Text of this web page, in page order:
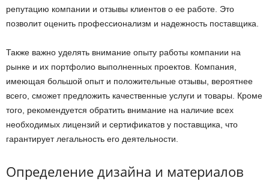
репутацию компании и отзывы клиентов о ее работе. Это
позволит оценить профессионализм и надежность поставщика.
Также важно уделять внимание опыту работы компании на
рынке и их портфолио выполненных проектов. Компания,
имеющая большой опыт и положительные отзывы, вероятнее
всего, сможет предложить качественные услуги и товары. Кроме
того, рекомендуется обратить внимание на наличие всех
необходимых лицензий и сертификатов у поставщика, что
гарантирует легальность его деятельности.
Определение дизайна и материалов